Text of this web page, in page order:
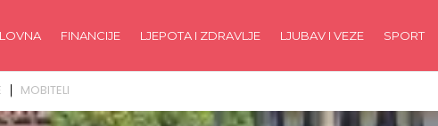
FINANCIJE LJEPOTA I ZDRAVLJE LJUBAV I VEZE SPORT